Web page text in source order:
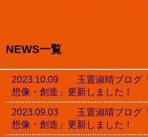
NEWS一覧
2023.10.09 玉置淑晴ブログ
想像・創造」更新しました！
2023.09.03 玉置淑晴ブログ
想像・創造」更新しました！